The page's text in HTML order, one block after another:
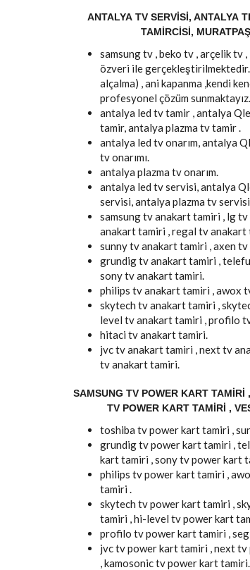
ANTALYA TV SERVISI, ANTALYA
TAMIRCISI,
samsung tv , beko tv , arçelik tv
özveri ile gerçekleştirilmektedir.
alçalma) , ani kapanma ,kendi
profesyonel çözüm sunmaktayız.
antalya led tv tamir , antalya
tamir, antalya plazma tv tamir .
antalya led tv onarım, antalya
tv onarımı.
antalya plazma tv onarım.
antalya led tv servisi, antalya
servisi, antalya plazma tv
samsung tv anakart tamiri , lg
anakart tamiri , regal tv
sunny tv anakart tamiri , axen
grundig tv anakart tamiri ,
sony tv anakart tamiri.
philips tv anakart tamiri , awox
skytech tv anakart tamiri ,
level tv anakart tamiri , profilo
hitaci tv anakart tamiri.
jvc tv anakart tamiri , next tv
tv anakart tamiri.
SAMSUNG TV POWER KART
TV POWER KART TAMIRI ,
toshiba tv power kart tamiri ,
grundig tv power kart tamiri ,
kart tamiri , sony tv power kart
philips tv power kart tamiri ,
tamiri .
skytech tv power kart tamiri ,
tamiri , hi-level tv power kart
profilo tv power kart tamiri ,
jvc tv power kart tamiri , next
, kamosonic tv power kart tamiri.